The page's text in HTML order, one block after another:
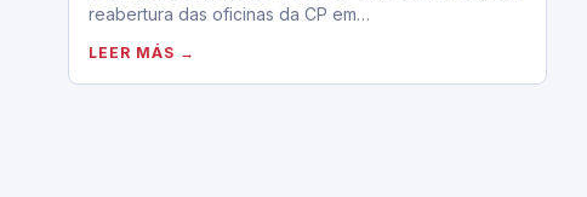
reabertura das oficinas da CP em…
LEER MÁS →